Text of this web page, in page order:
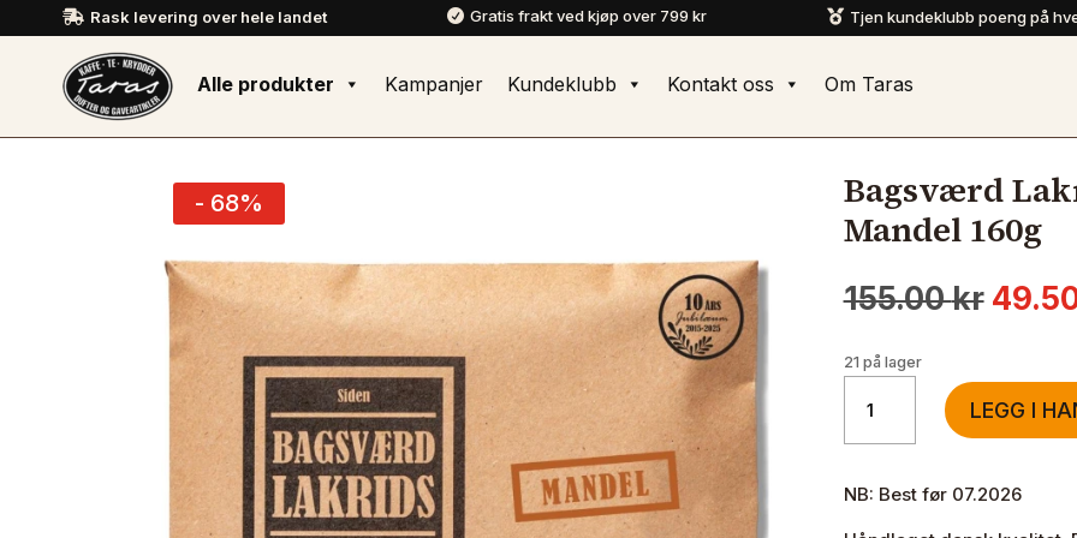
 Rask levering over hele landet  Gratis frakt ved kjøp over 799 kr  Tjen kundeklubb poeng på
Alle produkter Kampanjer Kundeklubb Kontakt oss Om Taras
- 68%
Bagsværd
Mandel 160g
155.00kr
21 på lager
Lakrids
Lakrisplate
160g
LEGG I
NB: Best før 07.2026